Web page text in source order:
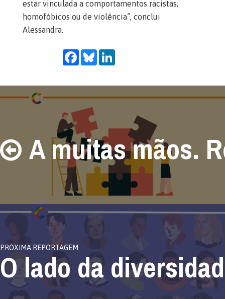
estar vinculada a comportamentos racistas,
homofóbicos ou de violência”, conclui
Alessandra.
Facebook
Bluesky
A muitas mãos.
PRÓXIMA REPORTAGEM
O lado da